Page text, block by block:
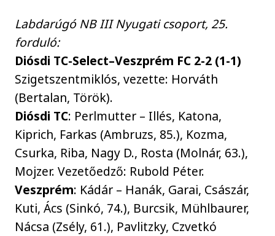
Labdarúgó NB III Nyugati csoport, 25.
forduló:
Diósdi TC-Select–Veszprém FC 2-2 (1-1)
Szigetszentmiklós, vezette: Horváth
(Bertalan, Török).
Diósdi TC: Perlmutter – Illés, Katona,
Kiprich, Farkas (Ambruzs, 85.), Kozma,
Csurka, Riba, Nagy D., Rosta (Molnár, 63.),
Mojzer. Vezetőedző: Rubold Péter.
Veszprém: Kádár – Hanák, Garai, Császár,
Kuti, Ács (Sinkó, 74.), Burcsik, Mühlbaurer,
Nácsa (Zsély, 61.), Pavlitzky, Czvetkó